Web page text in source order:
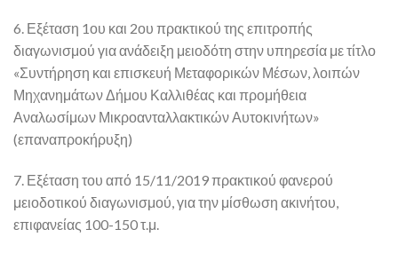
6. Εξέταση 1ου και 2ου πρακτικού της επιτροπής
διαγωνισμού για ανάδειξη μειοδότη στην υπηρεσία με τίτλο
«Συντήρηση και επισκευή Μεταφορικών Μέσων, λοιπών
Μηχανημάτων Δήμου Καλλιθέας και προμήθεια
Αναλωσίμων Μικροανταλλακτικών Αυτοκινήτων»
(επαναπροκήρυξη)
7. Εξέταση του από 15/11/2019 πρακτικού φανερού
μειοδοτικού διαγωνισμού, για την μίσθωση ακινήτου,
επιφανείας 100-150 τ.μ.